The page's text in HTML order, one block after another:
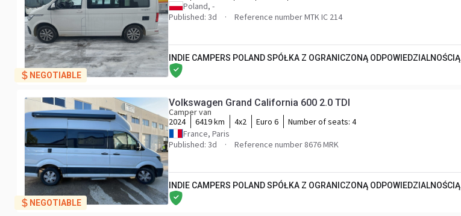
NEGOTIABLE
Poland, -
Published: 3d
Reference number MTK IC 214
INDIE CAMPERS POLAND SPÓŁKA Z OGRANICZONĄ ODPOWIEDZIALNOŚCIĄ
NEGOTIABLE
Volkswagen Grand California 600 2.0 TDI
Camper van
2024
6419 km 4x2 Euro 6 Number of seats: 4
France, Paris
Published: 3d
Reference number 8676 MRK
INDIE CAMPERS POLAND SPÓŁKA Z OGRANICZONĄ ODPOWIEDZIALNOŚCIĄ